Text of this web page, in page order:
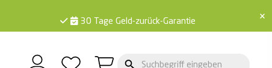
×
30 Tage Geld-zurück-Garantie